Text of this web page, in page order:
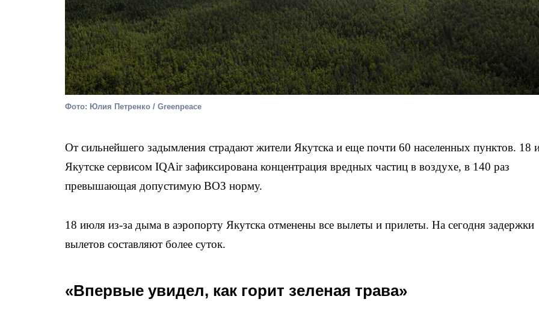
Фото: Юлия Петренко / Greenpeace
От сильнейшего задымления страдают жители Якутска и еще почти 60 населенных пунктов. 18
Якутске сервисом IQAir зафиксирована концентрация вредных частиц в воздухе, в 140 раз
превышающая допустимую ВОЗ норму.
18 июля из-за дыма в аэропорту Якутска отменены все вылеты и прилеты. На сегодня задержки
вылетов составляют более суток.
«Впервые увидел, как горит зеленая трава»